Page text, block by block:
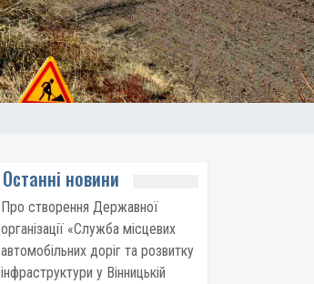
Останні новини
Про створення Державної
організації «Служба місцевих
автомобільних доріг та розвитку
інфраструктури у Вінницькій